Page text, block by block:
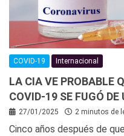
COVID-19 Internacional
LA CIA VE PROBABLE
COVID-19 SE FUGÓ
27/01/2025 2 minutos de
Cinco años después de